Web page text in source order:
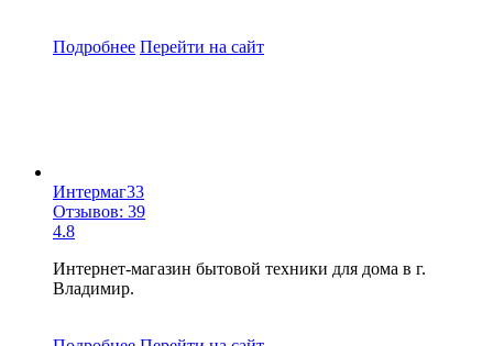
Подробнее Перейти на сайт
Интермаг33
Отзывов: 39
4.8
Интернет-магазин бытовой техники для дома в г.
Владимир.